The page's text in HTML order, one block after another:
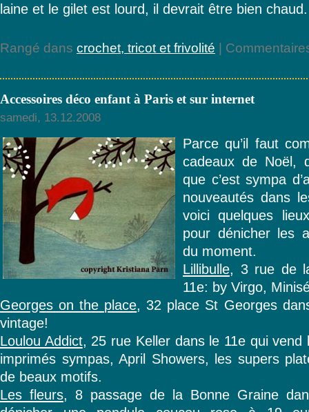
laine et le gilet est lourd, il devrait être bien chaud.
Rangé dans crochet, tricot et frivolité |
Accessoires déco enfant à Paris et sur internet
samedi, 13.12.2008
Parce qu’il faut
cadeaux de Noël,
que c’est sympa
nouveautés dans
voici quelques
pour dénicher les
du moment.
Lillibulle, 3 rue de
11e: by Virgo,
Georges on the place, 32 place St Georges
vintage!
Loulou Addict, 25 rue Keller dans le 11e qui vend
imprimés sympas, April Showers, les supers
de beaux motifs.
Les fleurs, 8 passage de la Bonne Graine